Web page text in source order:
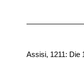
Assisi, 1211: Die